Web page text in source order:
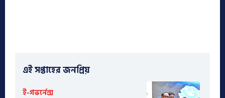
এই সপ্তাহের জনপ্রিয়
ই-গভর্নেন্স